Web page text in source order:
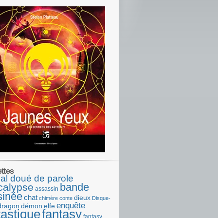
doué de parole
assassin bande
chat chimère conte dieux Disque-
démon elfeenquête
fantasy fantasy